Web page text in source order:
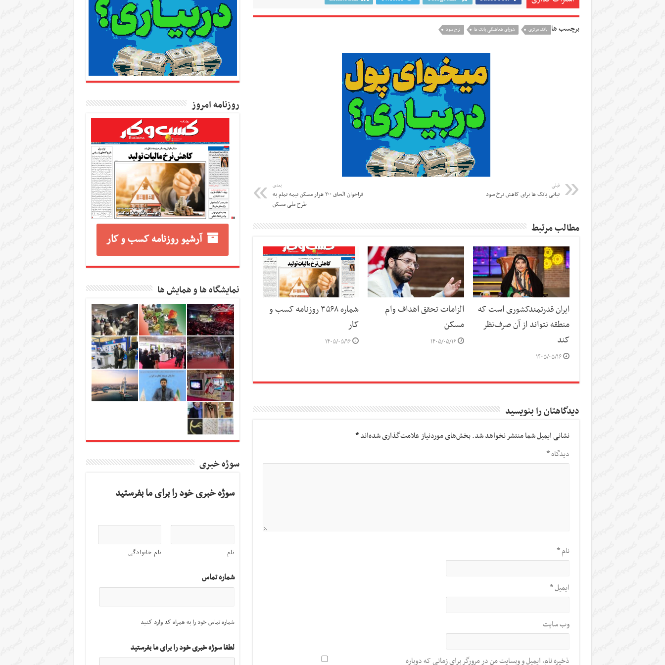
برچسب ها بانک مرکزی شورای هماهنگی بانک ها نرخ سود
قبلی
تبانی بانک ها برای کاهش نرخ سود
بعدی
فراخوان الحاق ۲۰۰ هزار مسکن نیمه تمام به
طرح ملی مسکن
مطالب مرتبط
ایران قدرتمندکشوری است که
منطقه نتواند از آن صرف‌نظر
کند
۱۴۰۵/۰۵/۱۶
الزامات تحقق اهداف وام
مسکن
۱۴۰۵/۰۵/۱۶
شماره ۳۵۶۸ روزنامه کسب و
کار
۱۴۰۵/۰۵/۱۶
دیدگاهتان را بنویسید
نشانی ایمیل شما منتشر نخواهد شد.بخش‌های موردنیاز علامت‌گذاری شده‌اند*
دیدگاه*
نام*
ایمیل*
وب‌ سایت
ذخیره نام، ایمیل و وبسایت من در مرورگر برای زمانی که دوباره
روزنامه امروز
آرشیو روزنامه کسب و کار
نمایشگاه ها و همایش ها
سوژه خبری
سوژه خبری خود را برای ما بفرستید
نام نام خانوادگی
شماره تماس
شماره تماس خود را به همراه کد وارد کنید
لطفا سوژه خبری خود را برای ما بفرستید